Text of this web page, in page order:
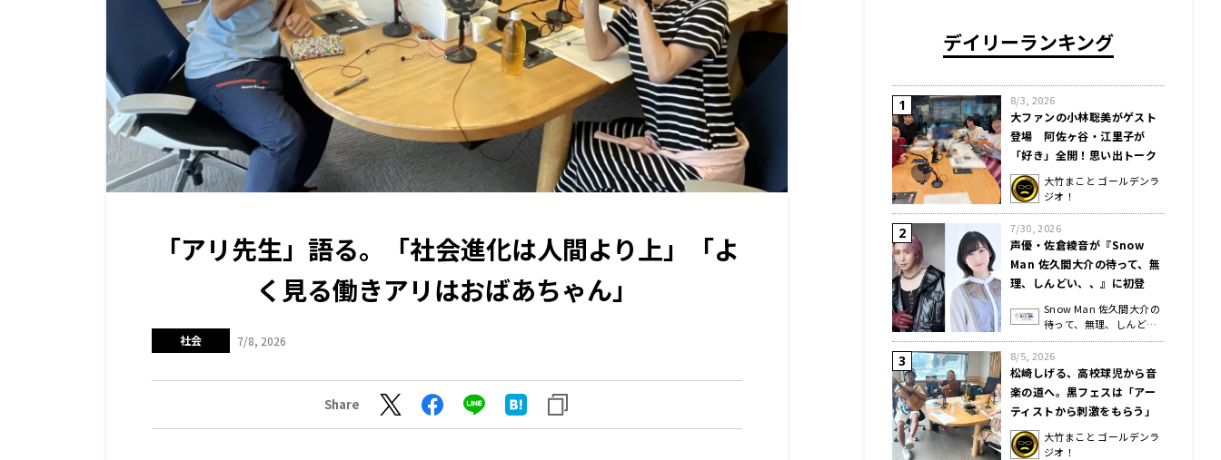
「アリ先生」語る。「社会進化は人間より上」「よ
く見る働きアリはおばあちゃん」
社会 7/8, 2026
Share
デイリーランキング
8/3, 2026
大ファンの小林聡美がゲスト
登場 阿佐ヶ谷・江里子が
「好き」全開！思い出トーク
暴走
大竹まこと ゴールデンラ
ジオ！
7/30, 2026
声優・佐倉綾音が『Snow
Man 佐久間大介の待って、無
理、しんどい、、』に初登
場！ 「記念すべき222回目の
にゃんにゃんにゃん回で、お
互いねこが好きなのに…」
Snow Man 佐久間大介の
待って、無理、しんど
い、、
8/5, 2026
松崎しげる、高校球児から音
楽の道へ。黒フェスは「アー
ティストから刺激をもらう」
大竹まこと ゴールデンラ
ジオ！